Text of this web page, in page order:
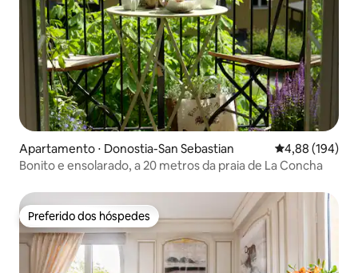
Apartamento ⋅ Donostia-San Sebastian 4,88 de uma
4,88 (194)
Bonito e ensolarado, a 20 metros da praia de La Concha
Preferido dos hóspedes
Preferido dos hóspedes